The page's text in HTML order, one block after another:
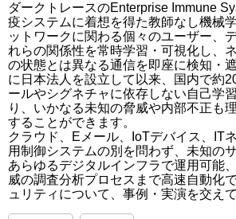
ダークトレースのEnterprise Immune
疫システムに着想を得た教師なし機械
ットワークに関わる個々のユーザー、
れらの関係性を常時学習・可視化し、
の状態とは異なる通信を即座に検知・
に日本法人を設立して以来、国内で約
ールやシグネチャに依存しない自己学
り、いかなる未知の脅威や内部不正も
することができます。
クラウド、Eメール、IoTデバイス、IT
用制御システムの別を問わず、未知の
あらゆるデジタルインフラで運用可能
威の調査分析プロセスまで高速自動化
ュリティについて、事例・実演を交え